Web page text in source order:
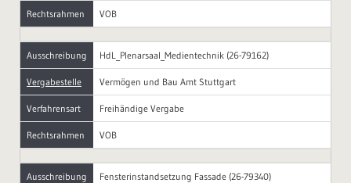
Rechtsrahmen VOB
Ausschreibung HdL_Plenarsaal_Medientechnik (26-79162)
Vergabestelle Vermögen und Bau Amt Stuttgart
Verfahrensart Freihändige Vergabe
Rechtsrahmen VOB
Ausschreibung Fensterinstandsetzung Fassade (26-79340)